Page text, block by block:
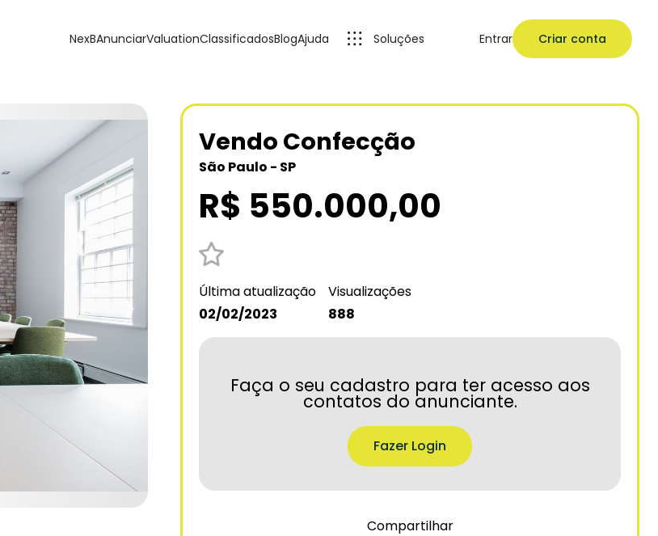
NexBAnunciarValuationClassificadosBlogAjuda Soluções Entrar Criar conta
❯
Vendo Confecção
São Paulo - SP
R$ 550.000,00
Última atualização
02/02/2023
Visualizações
888
Faça o seu cadastro para ter acesso aos
contatos do anunciante.
Fazer Login
Compartilhar